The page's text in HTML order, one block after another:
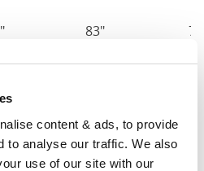
content & ads, to provide
to analyse our traffic. We also
use of our site with our
83"
83"